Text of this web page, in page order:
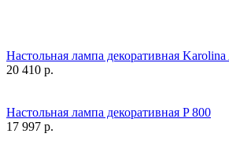
Настольная лампа декоративная
20 410 р.
Настольная лампа декоративная P 800
17 997 р.